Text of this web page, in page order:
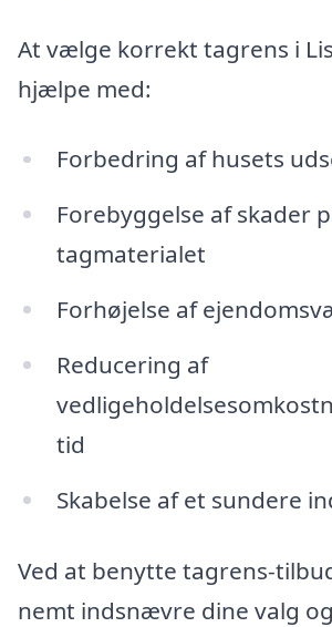
At vælge korrekt tagrens i
hjælpe med:
Forbedring af husets
Forebyggelse af skader
tagmaterialet
Forhøjelse af
Reducering af
tid
Skabelse af et sundere
Ved at benytte tagrens-
nemt indsnævre dine valg